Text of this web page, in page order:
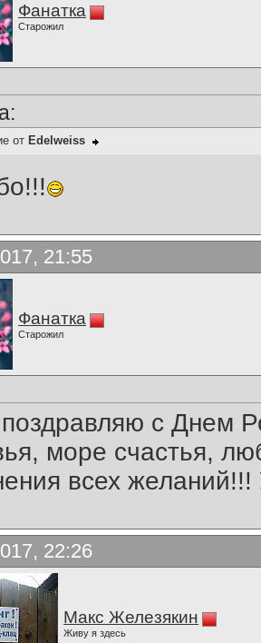
Фанатка
Старожил
от Edelweiss
21:55
Фанатка
Старожил
поздравляю с Днем
море счастья,
всех
22:26
Макс Железякин
Живу я здесь